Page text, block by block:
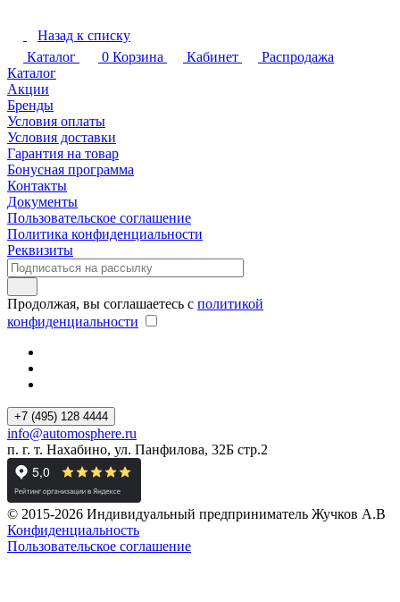
Назад к списку
Каталог
0 Корзина Кабинет
Распродажа
Каталог
Акции
Бренды
Условия оплаты
Условия доставки
Гарантия на товар
Бонусная программа
Контакты
Документы
Пользовательское соглашение
Политика конфиденциальности
Реквизиты
Продолжая, вы соглашаетесь с политикой
конфиденциальности
+7 (495) 128 4444
info@automosphere.ru
п. г. т. Нахабино, ул. Панфилова, 32Б стр.2
© 2015-2026 Индивидуальный предприниматель Жучков А.В
Конфиденциальность
Пользовательское соглашение